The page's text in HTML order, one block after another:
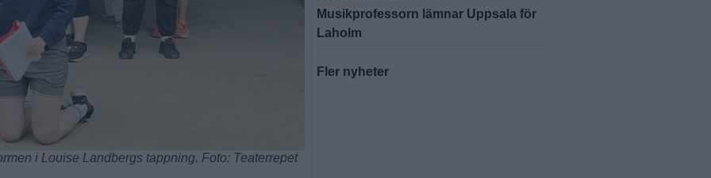
i Louise Landbergs tappning. Foto: Teaterrepet
Musikprofessorn lämnar Uppsala för
Laholm
Fler nyheter